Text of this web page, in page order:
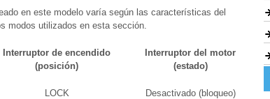
en este modelo varía según las características del
modos utilizados en esta sección.
Interruptor de encendido
(posición)
Interruptor del motor
(estado)
LOCK Desactivado (bloqueo)